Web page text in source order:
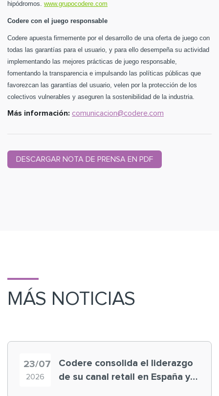
hipódromos. www.grupocodere.com
Codere con el juego responsable
Codere apuesta firmemente por el desarrollo de una oferta de juego con
todas las garantías para el usuario, y para ello desempeña su actividad
implementando las mejores prácticas de juego responsable,
fomentando la transparencia e impulsando las políticas públicas que
favorezcan las garantías del usuario, velen por la protección de los
colectivos vulnerables y aseguren la sostenibilidad de la industria.
Más información: comunicacion@codere.com
DESCARGAR NOTA DE PRENSA EN PDF
MÁS NOTICIAS
23/07
2026
Codere consolida el liderazgo
de su canal retail en España y